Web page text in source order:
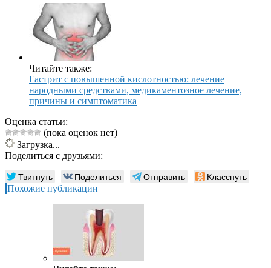
Читайте также:
Гастрит с повышенной кислотностью: лечение
народными средствами, медикаментозное лечение,
причины и симптоматика
Оценка статьи:
(пока оценок нет)
Загрузка...
Поделиться с друзьями:
Твитнуть Поделиться Отправить Класснуть
Похожие публикации